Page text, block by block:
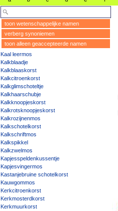
toon wetenschappelijke namen
verberg synoniemen
toon alleen geaccepteerde namen
Kaal leermos
Kalkblaadje
Kalkblaaskorst
Kalkcitroenkorst
Kalkglimschoteltje
Kalkhaarschubje
Kalkknoopjeskorst
Kalkrotsknoopjeskorst
Kalkrozijnenmos
Kalkschotelkorst
Kalkschriftmos
Kalkspikkel
Kalkzwelmos
Kapjesspeldenkussentje
Kapjesvingermos
Kastanjebruine schotelkorst
Kauwgommos
Kerkcitroenkorst
Kerkmosterdkorst
Kerkmuurkorst